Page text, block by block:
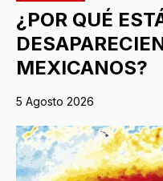
¿POR QUÉ
MEXICANOS?
5 Agosto 2026